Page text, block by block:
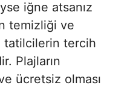
iğne atsanız
temizliği ve
tatilcilerin tercih
Plajların
ücretsiz olması